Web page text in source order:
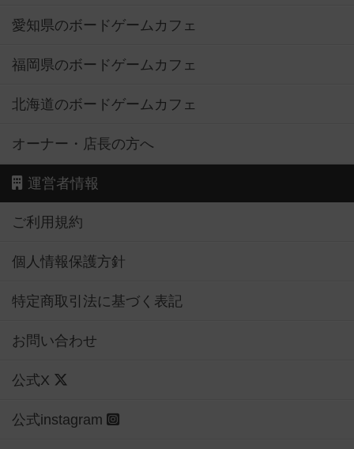
愛知県のボードゲームカフェ
福岡県のボードゲームカフェ
北海道のボードゲームカフェ
オーナー・店長の方へ
運営者情報
ご利用規約
個人情報保護方針
特定商取引法に基づく表記
お問い合わせ
公式X
公式instagram